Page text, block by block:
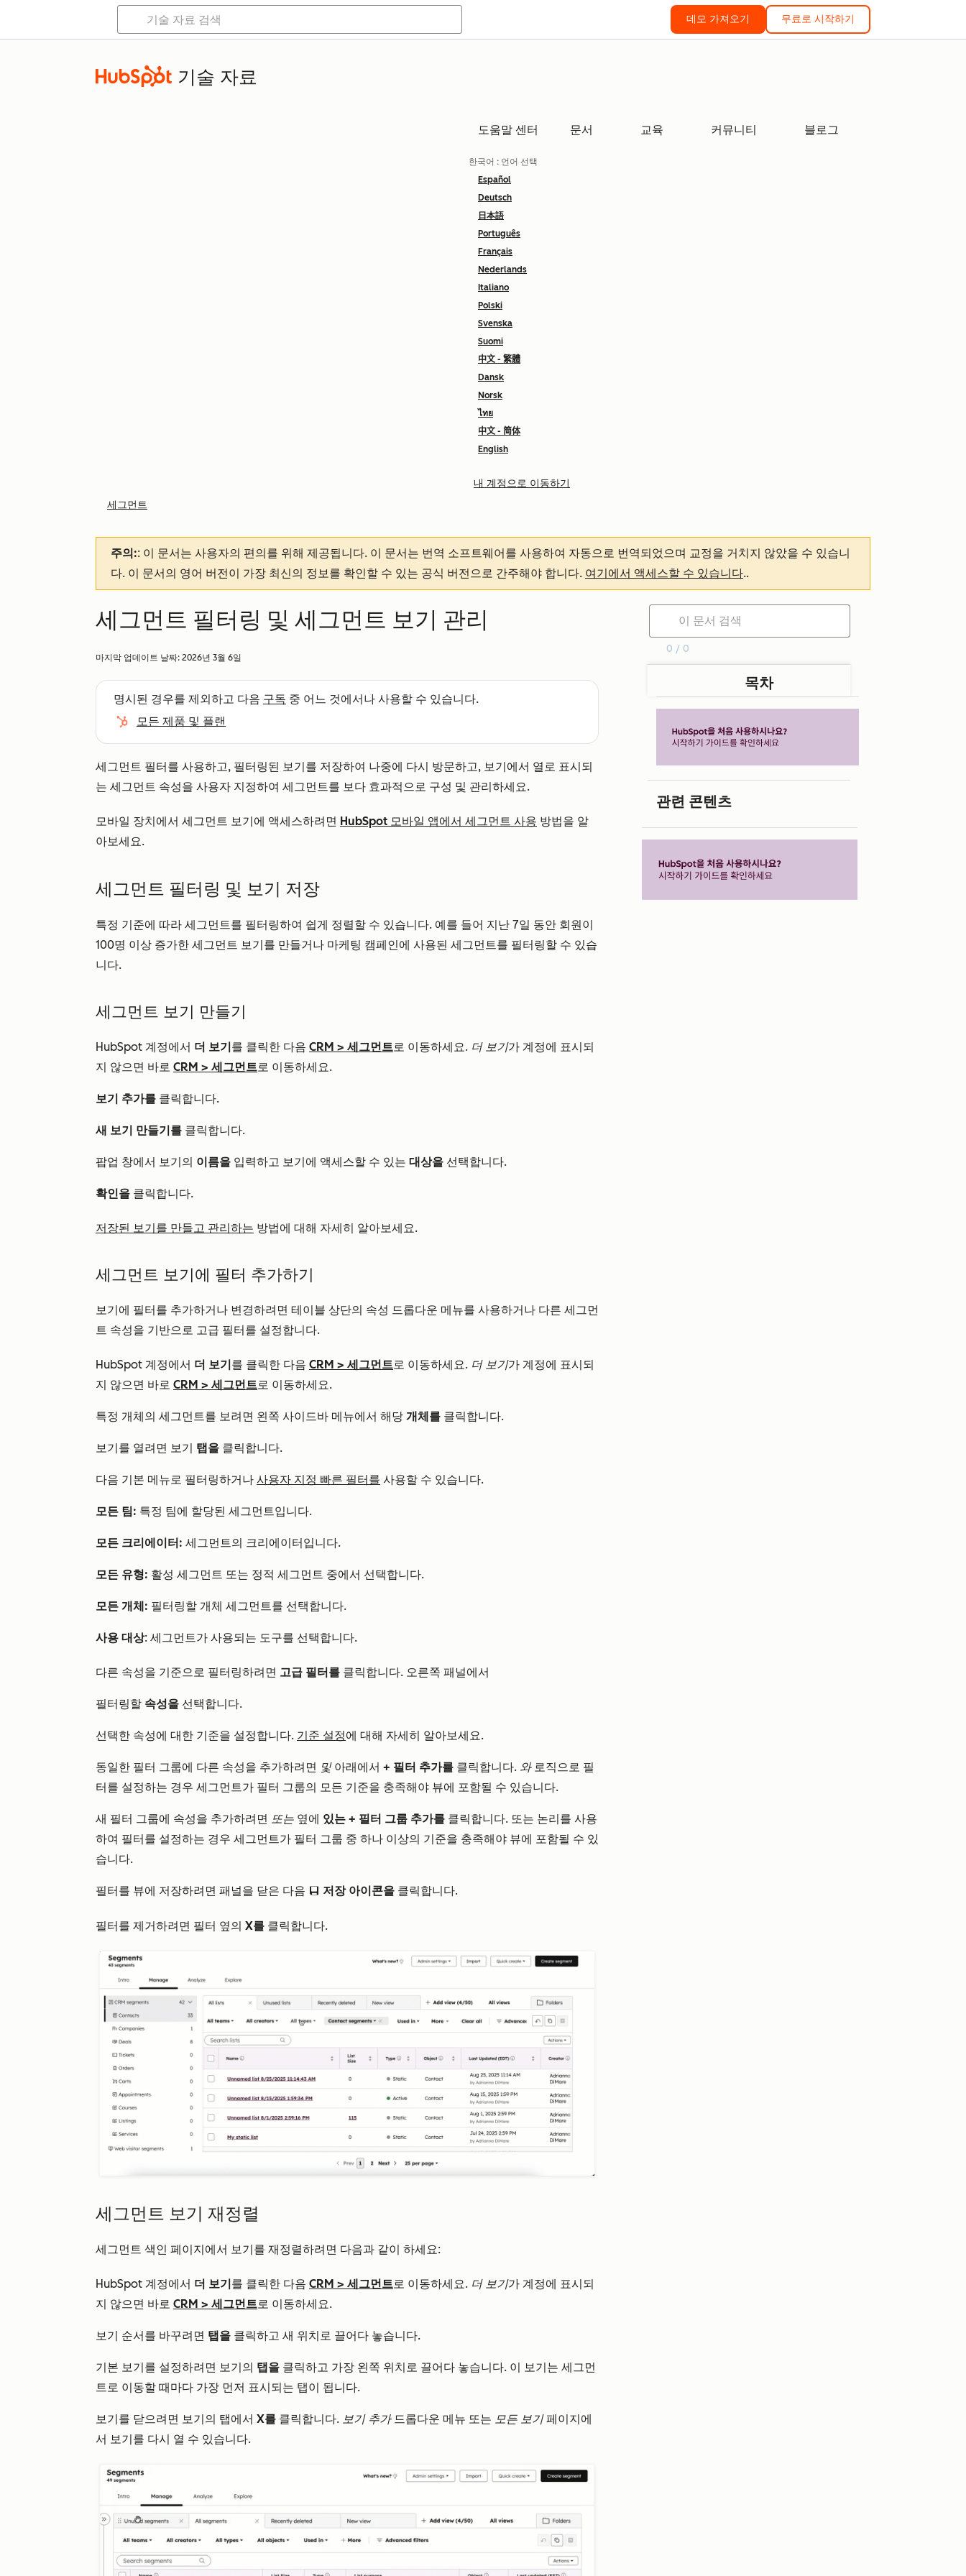
데모 가져오기 무료로 시작하기
기술 자료
도움말 센터 문서 교육 커뮤니티 블로그
한국어 : 언어 선택
Español
Deutsch
日本語
Português
Français
Nederlands
Italiano
Polski
Svenska
Suomi
中文 - 繁體
Dansk
Norsk
ไทย
中文 - 简体
English
내 계정으로 이동하기
세그먼트
주의:: 이 문서는 사용자의 편의를 위해 제공됩니다. 이 문서는 번역 소프트웨어를 사용하여 자동으로 번역되었으며 교정을 거치지 않았을 수 있습니
다. 이 문서의 영어 버전이 가장 최신의 정보를 확인할 수 있는 공식 버전으로 간주해야 합니다. 여기에서 액세스할 수 있습니다..
세그먼트 필터링 및 세그먼트 보기 관리
마지막 업데이트 날짜: 2026년 3월 6일
명시된 경우를 제외하고 다음 구독 중 어느 것에서나 사용할 수 있습니다.
모든 제품 및 플랜
세그먼트 필터를 사용하고, 필터링된 보기를 저장하여 나중에 다시 방문하고, 보기에서 열로 표시되
는 세그먼트 속성을 사용자 지정하여 세그먼트를 보다 효과적으로 구성 및 관리하세요.
모바일 장치에서 세그먼트 보기에 액세스하려면 HubSpot 모바일 앱에서 세그먼트 사용 방법을 알
아보세요.
세그먼트 필터링 및 보기 저장
특정 기준에 따라 세그먼트를 필터링하여 쉽게 정렬할 수 있습니다. 예를 들어 지난 7일 동안 회원이
100명 이상 증가한 세그먼트 보기를 만들거나 마케팅 캠페인에 사용된 세그먼트를 필터링할 수 있습
니다.
세그먼트 보기 만들기
HubSpot 계정에서 더 보기를 클릭한 다음 CRM > 세그먼트로 이동하세요. 더 보기가 계정에 표시되
지 않으면 바로 CRM > 세그먼트로 이동하세요.
보기 추가를 클릭합니다.
새 보기 만들기를 클릭합니다.
팝업 창에서 보기의 이름을 입력하고 보기에 액세스할 수 있는 대상을 선택합니다.
확인을 클릭합니다.
저장된 보기를 만들고 관리하는 방법에 대해 자세히 알아보세요.
세그먼트 보기에 필터 추가하기
보기에 필터를 추가하거나 변경하려면 테이블 상단의 속성 드롭다운 메뉴를 사용하거나 다른 세그먼
트 속성을 기반으로 고급 필터를 설정합니다.
HubSpot 계정에서 더 보기를 클릭한 다음 CRM > 세그먼트로 이동하세요. 더 보기가 계정에 표시되
지 않으면 바로 CRM > 세그먼트로 이동하세요.
특정 개체의 세그먼트를 보려면 왼쪽 사이드바 메뉴에서 해당 개체를 클릭합니다.
보기를 열려면 보기 탭을 클릭합니다.
다음 기본 메뉴로 필터링하거나 사용자 지정 빠른 필터를 사용할 수 있습니다.
모든 팀: 특정 팀에 할당된 세그먼트입니다.
모든 크리에이터: 세그먼트의 크리에이터입니다.
모든 유형: 활성 세그먼트 또는 정적 세그먼트 중에서 선택합니다.
모든 개체: 필터링할 개체 세그먼트를 선택합니다.
사용 대상: 세그먼트가 사용되는 도구를 선택합니다.
다른 속성을 기준으로 필터링하려면 고급 필터를 클릭합니다. 오른쪽 패널에서
필터링할 속성을 선택합니다.
선택한 속성에 대한 기준을 설정합니다. 기준 설정에 대해 자세히 알아보세요.
동일한 필터 그룹에 다른 속성을 추가하려면 및아래에서 + 필터 추가를 클릭합니다. 와 로직으로 필
터를 설정하는 경우 세그먼트가 필터 그룹의 모든 기준을 충족해야 뷰에 포함될 수 있습니다.
새 필터 그룹에 속성을 추가하려면 또는 옆에 있는 + 필터 그룹 추가를 클릭합니다. 또는 논리를 사용
하여 필터를 설정하는 경우 세그먼트가 필터 그룹 중 하나 이상의 기준을 충족해야 뷰에 포함될 수 있
습니다.
필터를 뷰에 저장하려면 패널을 닫은 다음 saveEditableView 저장 아이콘을 클릭합니다.
필터를 제거하려면 필터 옆의 X를 클릭합니다.
세그먼트 보기 재정렬
세그먼트 색인 페이지에서 보기를 재정렬하려면 다음과 같이 하세요:
HubSpot 계정에서 더 보기를 클릭한 다음 CRM > 세그먼트로 이동하세요. 더 보기가 계정에 표시되
지 않으면 바로 CRM > 세그먼트로 이동하세요.
보기 순서를 바꾸려면 탭을 클릭하고 새 위치로 끌어다 놓습니다.
기본 보기를 설정하려면 보기의 탭을 클릭하고 가장 왼쪽 위치로 끌어다 놓습니다. 이 보기는 세그먼
트로 이동할 때마다 가장 먼저 표시되는 탭이 됩니다.
보기를 닫으려면 보기의 탭에서 X를 클릭합니다. 보기 추가드롭다운 메뉴 또는 모든 보기페이지에
서 보기를 다시 열 수 있습니다.
0 / 0
목차
관련 콘텐츠